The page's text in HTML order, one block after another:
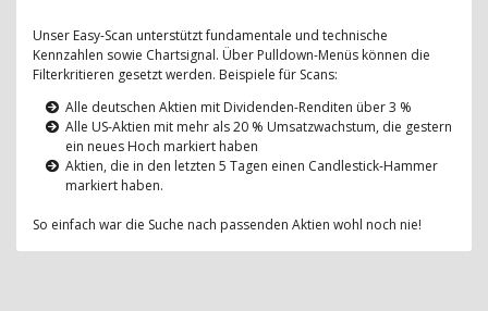
Unser Easy-Scan unterstützt fundamentale und technische
Kennzahlen sowie Chartsignal. Über Pulldown-Menüs können die
Filterkritieren gesetzt werden. Beispiele für Scans:
Alle deutschen Aktien mit Dividenden-Renditen über 3 %
Alle US-Aktien mit mehr als 20 % Umsatzwachstum, die gestern
ein neues Hoch markiert haben
Aktien, die in den letzten 5 Tagen einen Candlestick-Hammer
markiert haben.
So einfach war die Suche nach passenden Aktien wohl noch nie!